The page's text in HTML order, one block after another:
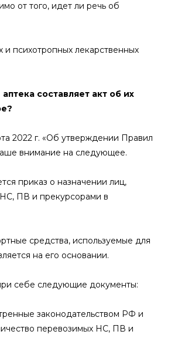
от того, идет ли речь об
психотропных лекарственных
составляет акт об их
2022 г. «Об утверждении Правил
внимание на следующее.
приказ о назначении лиц,
НС, ПВ и прекурсорами в
средства, используемые для
на его основании.
себе следующие документы:
законодательством РФ и
перевозимых НС, ПВ и